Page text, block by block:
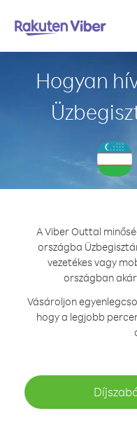
Hogyan
A Viber Outtal
országba
vezetékes vagy
országban
Vásároljon
hogy a legjobb